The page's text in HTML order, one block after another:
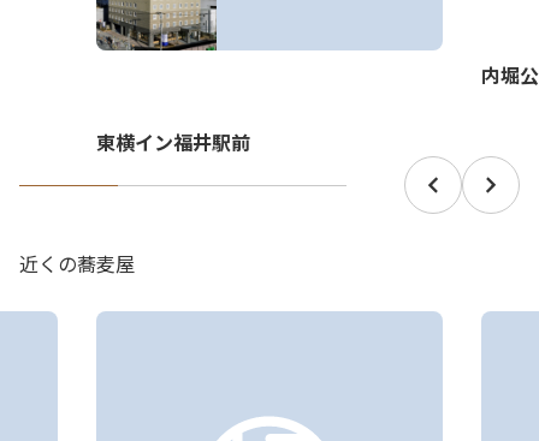
東横イン福井駅前
内堀
近くの蕎麦屋